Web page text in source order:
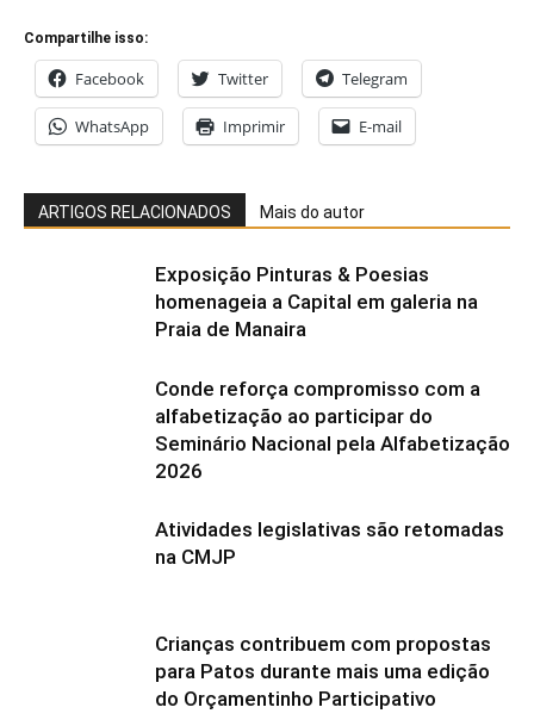
Compartilhe isso:
Facebook Twitter Telegram
WhatsApp Imprimir E-mail
ARTIGOS RELACIONADOS Mais do autor
Exposição Pinturas & Poesias
homenageia a Capital em galeria na
Praia de Manaira
Conde reforça compromisso com a
alfabetização ao participar do
Seminário Nacional pela Alfabetização
2026
Atividades legislativas são retomadas
na CMJP
Crianças contribuem com propostas
para Patos durante mais uma edição
do Orçamentinho Participativo